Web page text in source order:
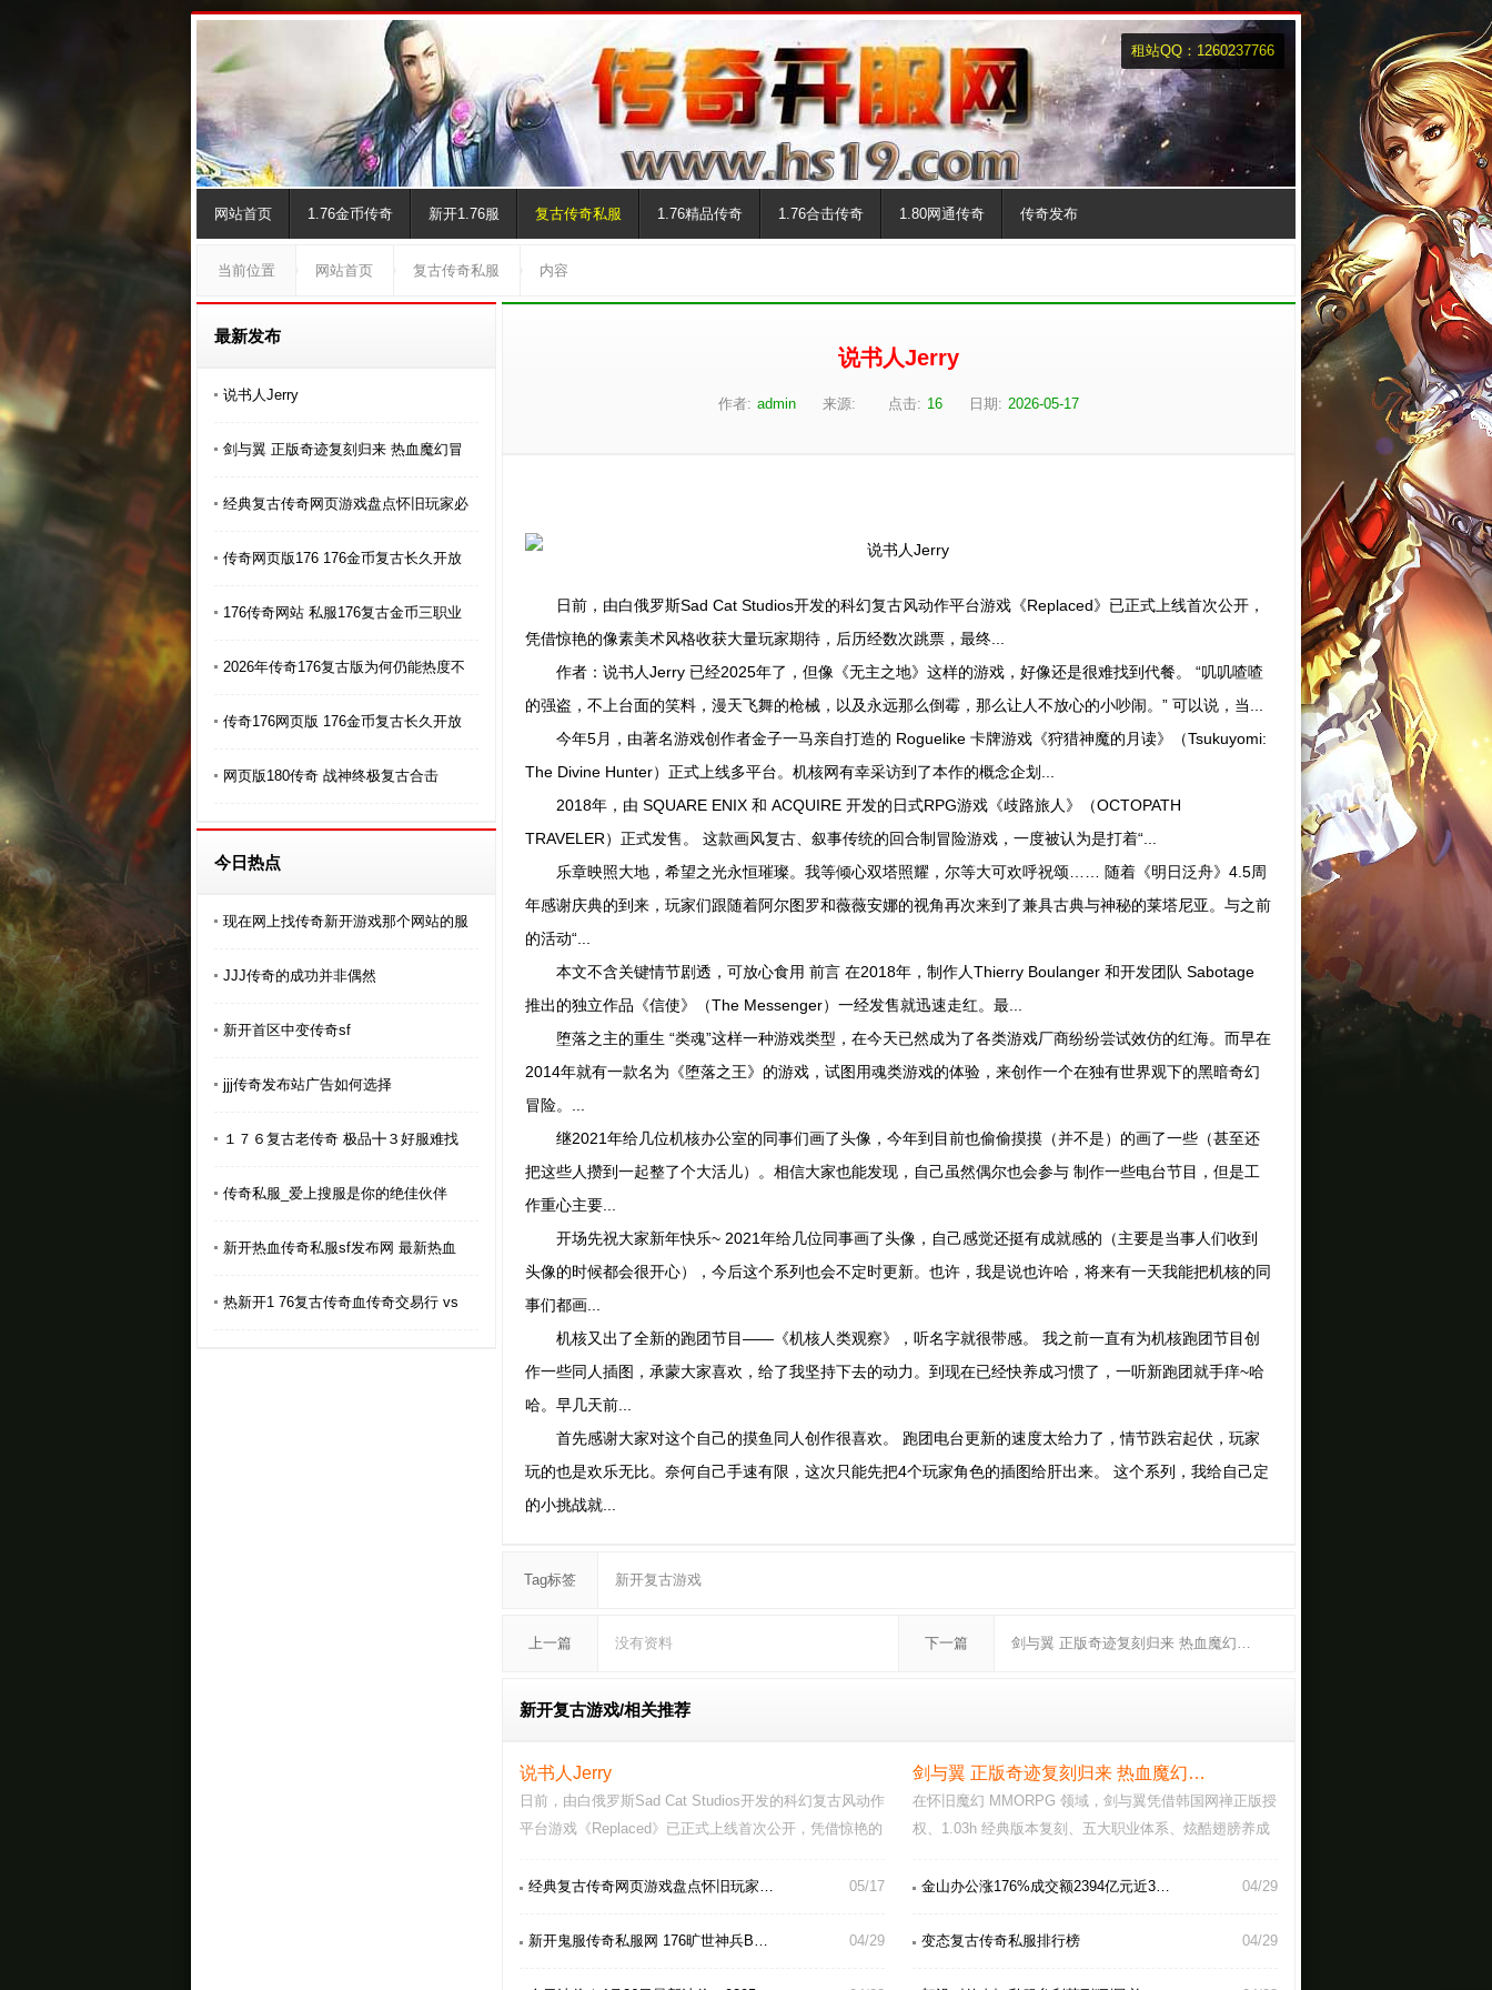
租站QQ：1260237766
网站首页 1.76金币传奇 新开1.76服 复古传奇私服 1.76精品传奇 1.76合击传奇 1.80网通传奇 传奇发布
当前位置 网站首页 复古传奇私服 内容
最新发布
说书人Jerry
剑与翼 正版奇迹复刻归来 热血魔幻冒
经典复古传奇网页游戏盘点怀旧玩家必
传奇网页版176 176金币复古长久开放
176传奇网站 私服176复古金币三职业
2026年传奇176复古版为何仍能热度不
传奇176网页版 176金币复古长久开放
网页版180传奇 战神终极复古合击
今日热点
现在网上找传奇新开游戏那个网站的服
JJJ传奇的成功并非偶然
新开首区中变传奇sf
jjj传奇发布站广告如何选择
１７６复古老传奇 极品╋３好服难找
传奇私服_爱上搜服是你的绝佳伙伴
新开热血传奇私服sf发布网 最新热血
热新开1 76复古传奇血传奇交易行 vs
说书人Jerry
作者: admin 来源: 点击: 16 日期: 2026-05-17
日前，由白俄罗斯Sad Cat Studios开发的科幻复古风动作平台游戏《Replaced》已正式上线首次公开，
凭借惊艳的像素美术风格收获大量玩家期待，后历经数次跳票，最终...
作者：说书人Jerry 已经2025年了，但像《无主之地》这样的游戏，好像还是很难找到代餐。 “叽叽喳喳
的强盗，不上台面的笑料，漫天飞舞的枪械，以及永远那么倒霉，那么让人不放心的小吵闹。” 可以说，当...
今年5月，由著名游戏创作者金子一马亲自打造的 Roguelike 卡牌游戏《狩猎神魔的月读》（Tsukuyomi:
The Divine Hunter）正式上线多平台。机核网有幸采访到了本作的概念企划...
2018年，由 SQUARE ENIX 和 ACQUIRE 开发的日式RPG游戏《歧路旅人》（OCTOPATH
TRAVELER）正式发售。 这款画风复古、叙事传统的回合制冒险游戏，一度被认为是打着“...
乐章映照大地，希望之光永恒璀璨。我等倾心双塔照耀，尔等大可欢呼祝颂…… 随着《明日泛舟》4.5周
年感谢庆典的到来，玩家们跟随着阿尔图罗和薇薇安娜的视角再次来到了兼具古典与神秘的莱塔尼亚。与之前
的活动“...
本文不含关键情节剧透，可放心食用 前言 在2018年，制作人Thierry Boulanger 和开发团队 Sabotage
推出的独立作品《信使》（The Messenger）一经发售就迅速走红。最...
堕落之主的重生 “类魂”这样一种游戏类型，在今天已然成为了各类游戏厂商纷纷尝试效仿的红海。而早在
2014年就有一款名为《堕落之王》的游戏，试图用魂类游戏的体验，来创作一个在独有世界观下的黑暗奇幻
冒险。...
继2021年给几位机核办公室的同事们画了头像，今年到目前也偷偷摸摸（并不是）的画了一些（甚至还
把这些人攒到一起整了个大活儿）。相信大家也能发现，自己虽然偶尔也会参与 制作一些电台节目，但是工
作重心主要...
开场先祝大家新年快乐~ 2021年给几位同事画了头像，自己感觉还挺有成就感的（主要是当事人们收到
头像的时候都会很开心），今后这个系列也会不定时更新。也许，我是说也许哈，将来有一天我能把机核的同
事们都画...
机核又出了全新的跑团节目——《机核人类观察》，听名字就很带感。 我之前一直有为机核跑团节目创
作一些同人插图，承蒙大家喜欢，给了我坚持下去的动力。到现在已经快养成习惯了，一听新跑团就手痒~哈
哈。早几天前...
首先感谢大家对这个自己的摸鱼同人创作很喜欢。 跑团电台更新的速度太给力了，情节跌宕起伏，玩家
玩的也是欢乐无比。奈何自己手速有限，这次只能先把4个玩家角色的插图给肝出来。 这个系列，我给自己定
的小挑战就...
Tag标签 新开复古游戏
上一篇 没有资料 下一篇 剑与翼 正版奇迹复刻归来 热血魔幻…
新开复古游戏/相关推荐
说书人Jerry
日前，由白俄罗斯Sad Cat Studios开发的科幻复古风动作
平台游戏《Replaced》已正式上线首次公开，凭借惊艳的
剑与翼 正版奇迹复刻归来 热血魔幻…
在怀旧魔幻 MMORPG 领域，剑与翼凭借韩国网禅正版授
权、1.03h 经典版本复刻、五大职业体系、炫酷翅膀养成
经典复古传奇网页游戏盘点怀旧玩家…
05/17 金山办公涨176%成交额2394亿元近3… 04/29
新开鬼服传奇私服网 176旷世神兵B… 04/29 变态复古传奇私服排行榜 04/29